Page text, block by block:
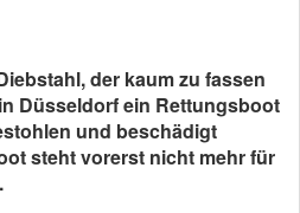
der kaum zu fassen
Düsseldorf ein Rettungsboot
und beschädigt
steht vorerst nicht mehr für